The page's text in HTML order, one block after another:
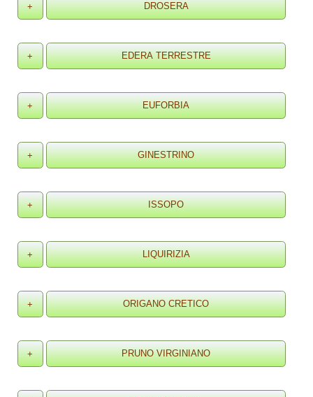
+
+
+
+
+
+
+
+